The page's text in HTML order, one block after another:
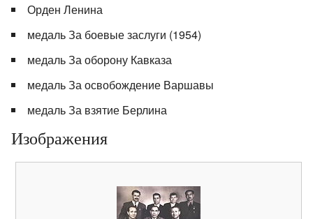
Орден Ленина
медаль За боевые заслуги (1954)
медаль За оборону Кавказа
медаль За освобождение Варшавы
медаль За взятие Берлина
Изображения